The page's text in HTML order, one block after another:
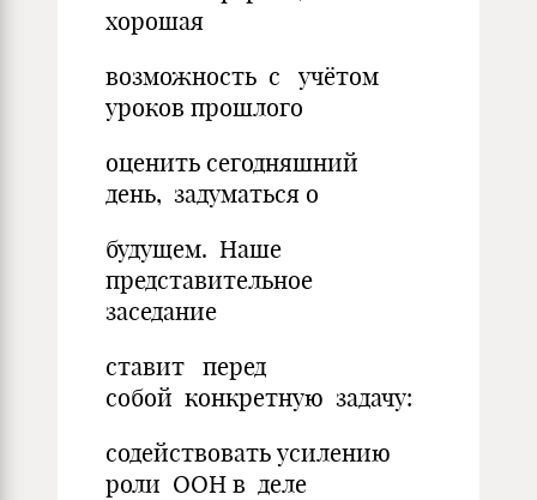
хорошая
возможность с учётом
уроков прошлого
оценить сегодняшний
день, задуматься о
будущем. Наше
представительное
заседание
ставит перед
собой конкретную задачу:
содействовать усилению
роли ООН в деле